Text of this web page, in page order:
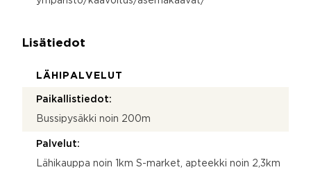
Lisätiedot
LÄHIPALVELUT
Paikallistiedot:
Bussipysäkki noin 200m
Palvelut:
Lähikauppa noin 1km S-market, apteekki noin 2,3km